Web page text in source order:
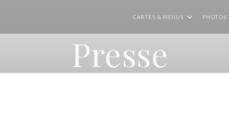
CARTES & MENUS PHOTOS
Presse